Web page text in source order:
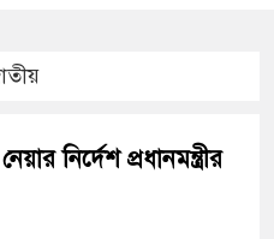
নির্দেশ প্রধানমন্ত্রীর